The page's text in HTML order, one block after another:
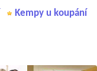
Kempy u koupání